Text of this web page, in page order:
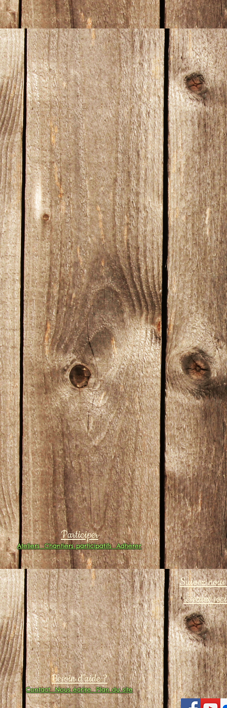
Participer
AteliersChantiers participatifsAdhérer
Suivez
réseaux
Besoin d'aide ?
ContactNous écrirePlan du site